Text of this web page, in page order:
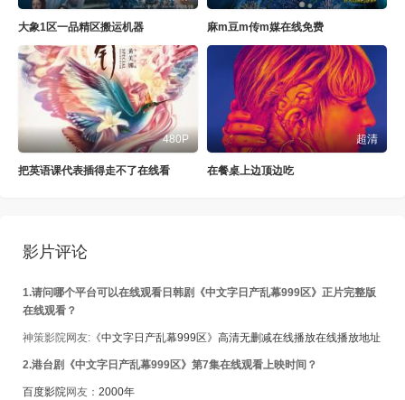
大象1区一品精区搬运机器 麻m豆m传m媒在线免费
480P
把英语课代表插得走不了在线看
超清
在餐桌上边顶边吃
影片评论
1.请问哪个平台可以在线观看日韩剧《中文字日产乱幕999区》正片完整版
在线观看？
神策影院网友: 《中文字日产乱幕999区》高清无删减在线播放在线播放地址
2.港台剧《中文字日产乱幕999区》第7集在线观看上映时间？
百度影院网友： 2000年